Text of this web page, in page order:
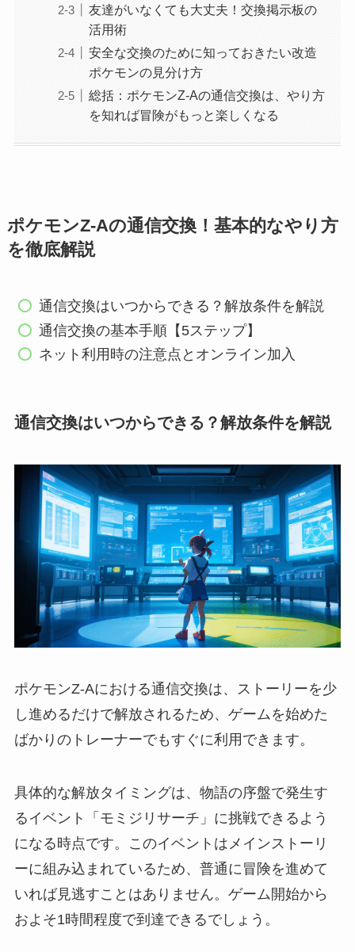
友達がいなくても大丈夫！交換掲示板の
活用術
安全な交換のために知っておきたい改造
ポケモンの見分け方
総括：ポケモンZ-Aの通信交換は、やり方
を知れば冒険がもっと楽しくなる
ポケモンZ-Aの通信交換！基本的なやり方
を徹底解説
通信交換はいつからできる？解放条件を解説
通信交換の基本手順【5ステップ】
ネット利用時の注意点とオンライン加入
通信交換はいつからできる？解放条件を解説
ポケモンZ-Aにおける通信交換は、ストーリーを少
し進めるだけで解放されるため、ゲームを始めた
ばかりのトレーナーでもすぐに利用できます。
具体的な解放タイミングは、物語の序盤で発生す
るイベント「モミジリサーチ」に挑戦できるよう
になる時点です。このイベントはメインストーリ
ーに組み込まれているため、普通に冒険を進めて
いれば見逃すことはありません。ゲーム開始から
およそ1時間程度で到達できるでしょう。